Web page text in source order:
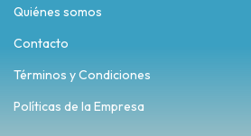
Quiénes somos
Contacto
Términos y Condiciones
Políticas de la Empresa